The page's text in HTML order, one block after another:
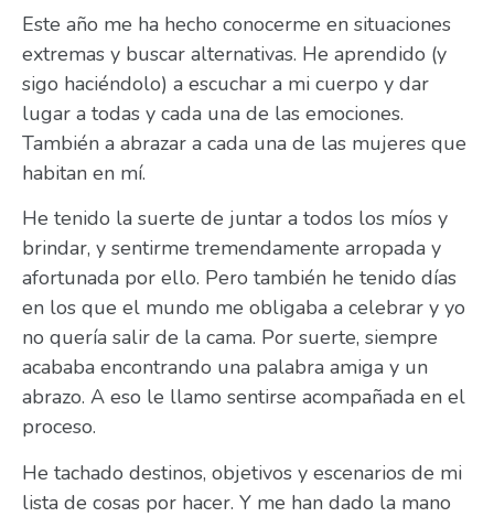
Este año me ha hecho conocerme en situaciones
extremas y buscar alternativas. He aprendido (y
sigo haciéndolo) a escuchar a mi cuerpo y dar
lugar a todas y cada una de las emociones.
También a abrazar a cada una de las mujeres que
habitan en mí.
He tenido la suerte de juntar a todos los míos y
brindar, y sentirme tremendamente arropada y
afortunada por ello. Pero también he tenido días
en los que el mundo me obligaba a celebrar y yo
no quería salir de la cama. Por suerte, siempre
acababa encontrando una palabra amiga y un
abrazo. A eso le llamo sentirse acompañada en el
proceso.
He tachado destinos, objetivos y escenarios de mi
lista de cosas por hacer. Y me han dado la mano